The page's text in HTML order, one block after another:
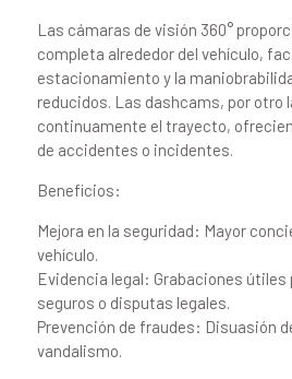
Las cámaras de visión 360°
completa alrededor del vehículo,
estacionamiento y la
reducidos. Las dashcams, por otro
continuamente el trayecto,
de accidentes o incidentes.
Beneficios:
Mejora en la seguridad: Mayor
vehículo.
Evidencia legal: Grabaciones
seguros o disputas legales.
Prevención de fraudes: Disuasión
vandalismo.